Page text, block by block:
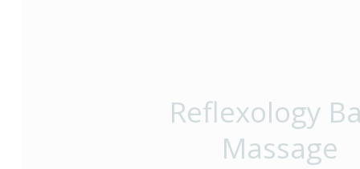
Reflexology
Massage